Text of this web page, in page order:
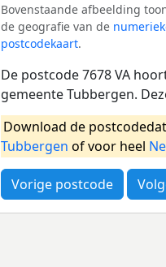
Bovenstaande afbeelding
de geografie van de
postcodekaart.
De postcode 7678 VA
gemeente Tubbergen.
Download de
Tubbergen of voor heel
Vorige postcode